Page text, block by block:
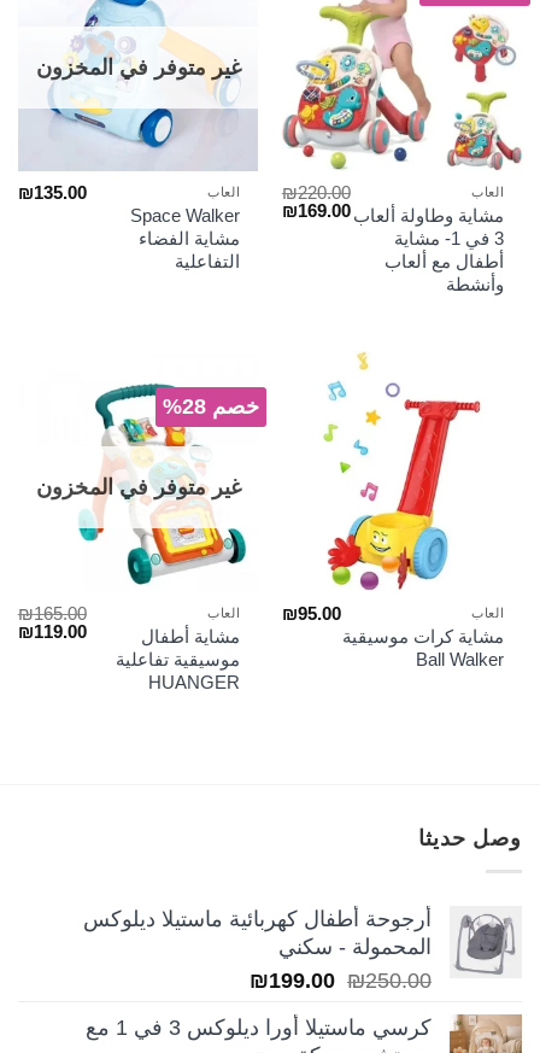
العاب
مشاية وطاولة ألعاب
3 في 1- مشاية
أطفال مع ألعاب
وأنشطة
₪220.00
السعر ₪169.00
السعر
الحالي
غير متوفر في المخزون
العاب
Space Walker
مشاية الفضاء
التفاعلية
₪135.00
العاب
مشاية كرات موسيقية
Ball Walker
₪95.00
خصم 28%
غير متوفر في المخزون
العاب
مشاية أطفال
موسيقية تفاعلية
HUANGER
₪165.00
السعر ₪119.00
وصل حديثا
أرجوحة أطفال كهربائية ماستيلا ديلوكس
المحمولة - سكني
₪250.00
السعر
هو:
₪199.00
هو:
كرسي ماستيلا أورا ديلوكس 3 في 1 مع